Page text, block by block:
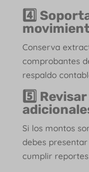
4️⃣
Conserva
comprobantes
respaldo
5️⃣
Si los montos
debes
cumplir